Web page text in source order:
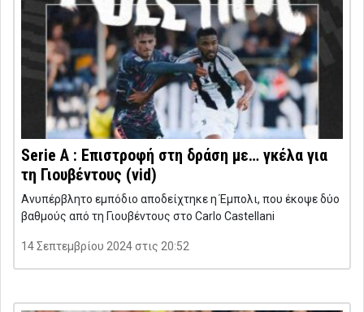
Serie A : Επιστροφή στη δράση με… γκέλα για
τη Γιουβέντους (vid)
Ανυπέρβλητο εμπόδιο αποδείχτηκε η Έμπολι, που έκοψε δύο
βαθμούς από τη Γιουβέντους στο Carlo Castellani
14 Σεπτεμβρίου 2024 στις 20:52